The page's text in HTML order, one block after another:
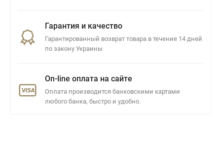
Гарантия и качество
Гарантированный возврат товара в течение 14 дней
по закону Украины
On-line оплата на сайте
Оплата производится банковскими картами
любого банка, быстро и удобно.